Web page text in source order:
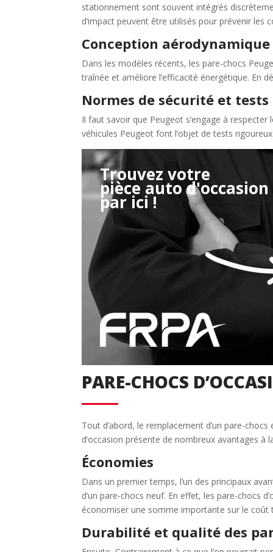
stationnement sont souvent intégrés
d’impact peuvent être utilisés pour prévenir les
Conception aérodynamique
Dans les modèles récents, les pare-chocs
traînée et améliore l’efficacité énergétique. En
Normes de sécurité et tests
Il faut savoir que Peugeot s’engage à
véhicules Peugeot font l’objet de tests
Trouvez votre
pièce auto d'occasion
par ici !Étape 2/3
Déjà adhérent ?
Créer un compte
PARE-CHOCS
Tout d’abord, le remplacement d’un pare-
d’occasion présente de nombreux avantages à
Économies
Dans un premier temps, l’un des principaux
d’un pare-chocs neuf. En effet, les pare-chocs
économiser une somme importante sur le coût
Durabilité et qualité des